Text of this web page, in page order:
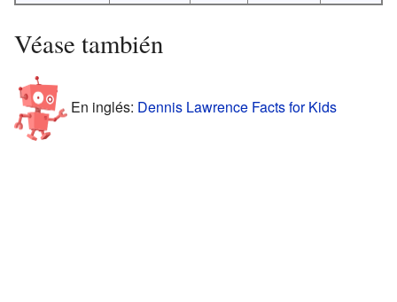
Véase también
En inglés: Dennis Lawrence Facts for Kids